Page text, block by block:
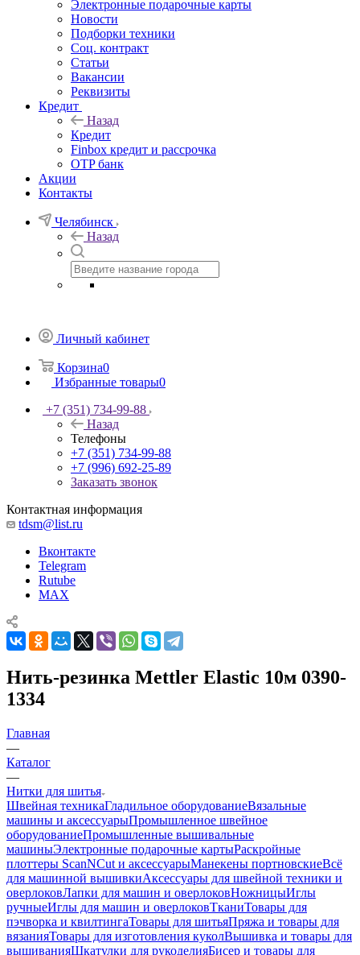
Электронные подарочные карты
Новости
Подборки техники
Соц. контракт
Статьи
Вакансии
Реквизиты
Кредит
Назад
Кредит
Finbox кредит и рассрочка
OTP банк
Акции
Контакты
Челябинск
Назад
Личный кабинет
Корзина0
Избранные товары0
+7 (351) 734-99-88
Назад
Телефоны
+7 (351) 734-99-88
+7 (996) 692-25-89
Заказать звонок
Контактная информация
tdsm@list.ru
Вконтакте
Telegram
Rutube
MAX
Нить-резинка Mettler Elastic 10м 0390-
1334
Главная
—
Каталог
—
Нитки для шитья
Швейная техникаГладильное оборудованиеВязальные
машины и аксессуарыПромышленное швейное
оборудованиеПромышленные вышивальные
машиныЭлектронные подарочные картыРаскройные
плоттеры ScanNCut и аксессуарыМанекены портновскиеВсё
для машинной вышивкиАксессуары для швейной техники и
оверлоковЛапки для машин и оверлоковНожницыИглы
ручныеИглы для машин и оверлоковТканиТовары для
пэчворка и квилтингаТовары для шитьяПряжа и товары для
вязанияТовары для изготовления куколВышивка и товары для
вышиванияШкатулки для рукоделияБисер и товары для